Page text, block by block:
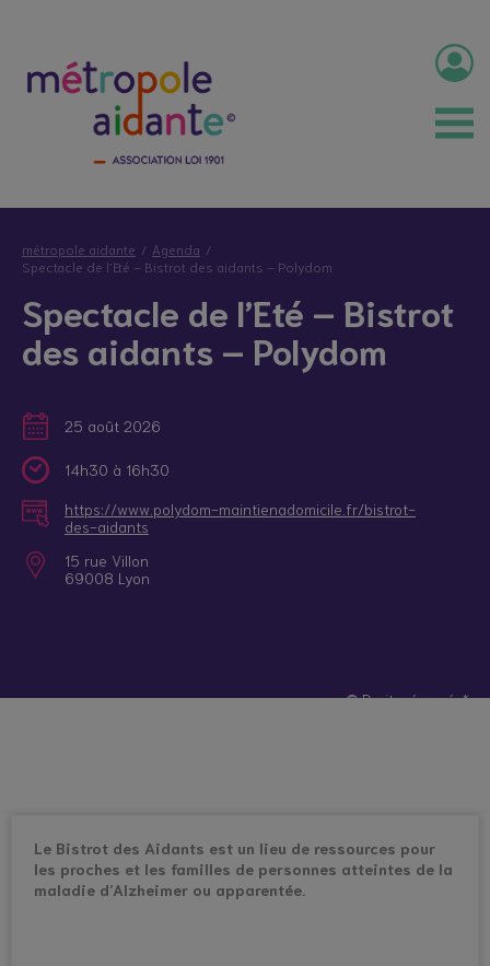
métropole aidante
Agenda
Spectacle de l’Eté – Bistrot des aidants – Polydom
Spectacle de l’Eté – Bistrot
des aidants – Polydom
25 août 2026
14h30 à 16h30
https://www.polydom-maintienadomicile.fr/bistrot-
des-aidants
15 rue Villon
69008 Lyon
© Droits réservés*
Le Bistrot des Aidants est un lieu de ressources pour
les proches et les familles de personnes atteintes de la
maladie d’Alzheimer ou apparentée.